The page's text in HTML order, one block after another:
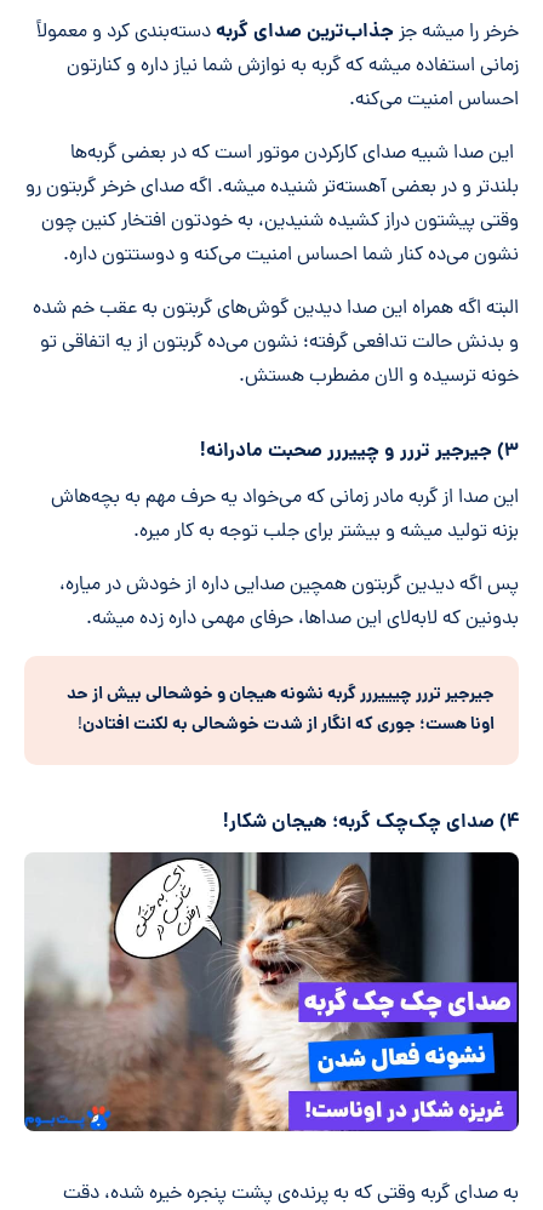
خرخر را میشه جز جذابترین صدای گربهدسته‌بندی کرد و معمولاً
زمانی استفاده میشه که گربه به نوازش شما نیاز داره و کنارتون
احساس امنیت می‌کنه.
این صدا شبیه صدای کارکردن موتور است که در بعضی گربه‌ها
بلندتر و در بعضی آهسته‌تر شنیده میشه. اگه صدای خرخر گربتون رو
وقتی پیشتون دراز کشیده شنیدین، به خودتون افتخار کنین چون
نشون می‌ده کنار شما احساس امنیت می‌کنه و دوستتون داره.
البته اگه همراه این صدا دیدین گوش‌های گربتون به عقب خم شده
و بدنش حالت تدافعی گرفته؛ نشون می‌ده گربتون از یه اتفاقی تو
خونه ترسیده و الان مضطرب هستش.
۳) جیرجیر تررر و چییررر صحبت مادرانه!
این صدا از گربه مادر زمانی که می‌خواد یه حرف مهم به بچه‌هاش
بزنه تولید میشه و بیشتر برای جلب توجه به کار میره.
پس اگه دیدین گربتون همچین صدایی داره از خودش در میاره،
بدونین که لابه‌لای این صدا‌ها، حرفای مهمی داره ‌زده میشه.
جیرجیر تررر چیییررر گربه نشونه هیجان و خوشحالی بیش از حد
اونا هست؛ جوری که انگار از شدت خوشحالی به لکنت افتادن!
۴) صدای چک‌چک گربه؛ هیجان شکار!
به صدای گربه وقتی که به پرنده‌ی پشت پنجره خیره شده، دقت